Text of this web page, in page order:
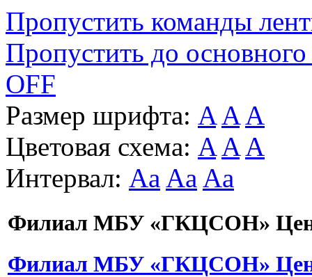
Пропустить команды
Пропустить до основного
OFF
Размер шрифта: A A A
Цветовая схема: A A A
Интервал: Aa Aa Aa
Филиал МБУ «ГКЦСОН»
Филиал МБУ «ГКЦСОН»